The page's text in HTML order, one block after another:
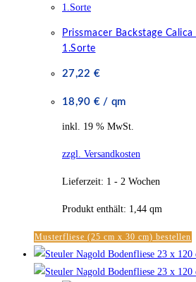
Prissmacer Backstage
1.Sorte
27,22 €
18,90 € /qm
inkl. 19 % MwSt.
zzgl. Versandkosten
Lieferzeit: 1 - 2 Wochen
Produkt enthält: 1,44 qm
Musterfliese (25 cm x 30 cm) bestellen